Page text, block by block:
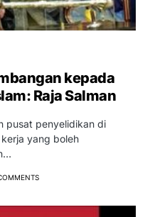
kepada
Raja Salman
pusat penyelidikan di
yang boleh